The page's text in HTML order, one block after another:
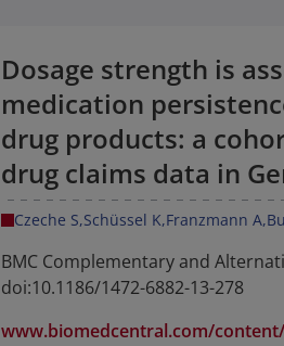
Dosage strength is
medication
drug products: a
drug claims data in
Czeche S Schüssel K Franzmann A
BMC Complementary and
doi:10.1186/1472-6882-13-278
www.biomedcentral.com/